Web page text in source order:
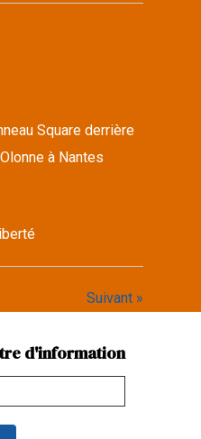
Square derrière
à Nantes
Suivant »
d'information